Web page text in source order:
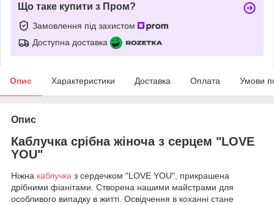
Що таке купити з Пром?
Замовлення під захистом
Доступна доставка
Опис Характеристики Доставка Оплата Умови
Опис
Каблучка срібна жіноча з серцем "LOVE
YOU"
Ніжна каблучка з сердечком "LOVE YOU", прикрашена
дрібними фіанітами. Створена нашими майстрами для
особливого випадку в житті. Освідчення в коханні стане